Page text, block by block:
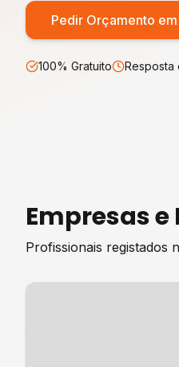
Pedir Orçamento em
100% Gratuito Resposta
Empresas
Profissionais registados